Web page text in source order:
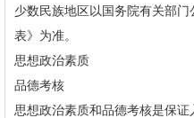
少数民族地区以国务院有关部
表》为准。
思想政治素质
品德考核
思想政治素质和品德考核是保